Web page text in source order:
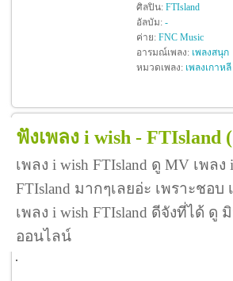
ศิลปิน: FTIsland
อัลบัม: -
ค่าย: FNC Music
อารมณ์เพลง: เพลงสนุก
หมวดเพลง: เพลงเกาหลี
ฟังเพลง i wish - FTIsland
เพลง i wish FTIsland ดู MV เพลง
FTIsland มากๆเลยอ่ะ เพราะชอ
เพลง i wish FTIsland ดีจังที่ได้ ดู
ออนไลน์